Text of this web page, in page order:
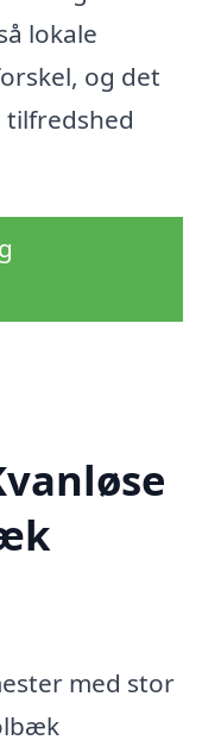
lokale
og det
tilfredshed
med stor